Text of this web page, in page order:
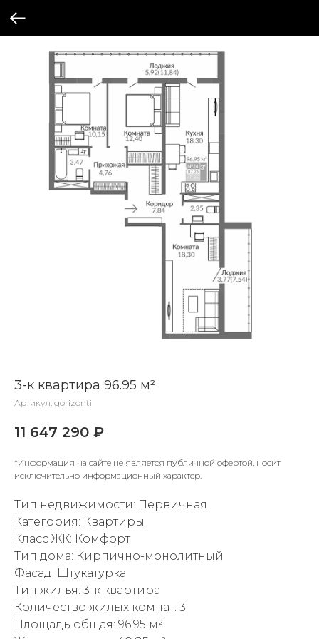
3-к квартира 96.95 м²
Артикул: gorizonti
11 647 290 ₽
*Информация на сайте не является публичной офертой, носит
исключительно информационный характер.
Тип недвижимости: Первичная
Категория: Квартиры
Класс ЖК: Комфорт
Тип дома: Кирпично-монолитный
Фасад: Штукатурка
Тип жилья: 3-к квартира
Количество жилых комнат: 3
Площадь общая: 96.95 м²